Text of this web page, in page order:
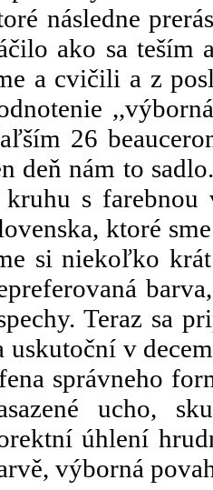
následne
ako sa teším
a cvičili a z
26
deň nám to
s farebnou
ktoré
si niekoľko
Teraz sa
uskutoční v
správneho
ucho,
úhlení
výborná